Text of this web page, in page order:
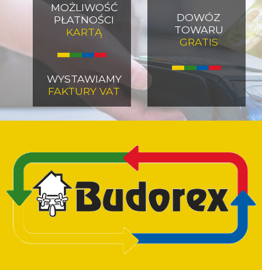
MOŻLIWOŚĆ
PŁATNOŚCI
KARTĄ
Image
WYSTAWIAMY
FAKTURY VAT
DOWÓZ
TOWARU
GRATIS
Image
Image